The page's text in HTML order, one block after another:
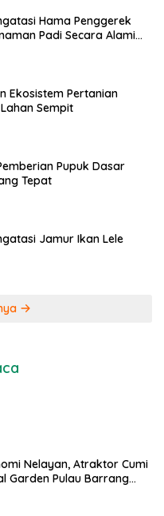
Hama Penggerek
Padi Secara Alami
Ekosistem Pertanian
Sempit
Pupuk Dasar
Tepat
Jamur Ikan Lele
Nelayan, Atraktor Cumi
Garden Pulau Barrang